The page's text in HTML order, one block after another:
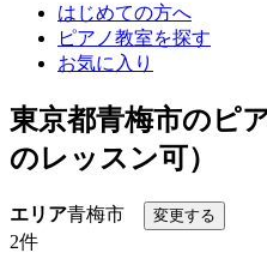
はじめての方へ
ピアノ教室を探す
お気に入り
東京都青梅市のピ
のレッスン可）
エリア青梅市
2件